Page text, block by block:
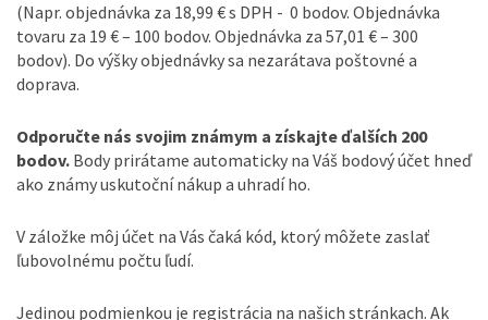
(Napr. objednávka za 18,99 € s DPH - 0 bodov. Objednávka
tovaru za 19 € – 100 bodov. Objednávka za 57,01 € – 300
bodov). Do výšky objednávky sa nezarátava poštovné a
doprava.
Odporučte nás svojim známym a získajte ďalších 200
bodov. Body prirátame automaticky na Váš bodový účet hneď
ako známy uskutoční nákup a uhradí ho.
V záložke môj účet na Vás čaká kód, ktorý môžete zaslať
ľubovolnému počtu ľudí.
Jedinou podmienkou je registrácia na našich stránkach. Ak